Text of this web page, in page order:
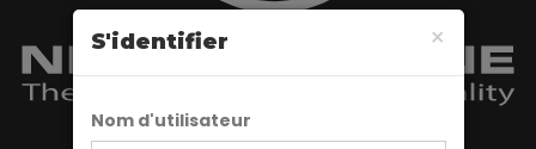
×
Fermer
S'identifier
Nom d'utilisateur